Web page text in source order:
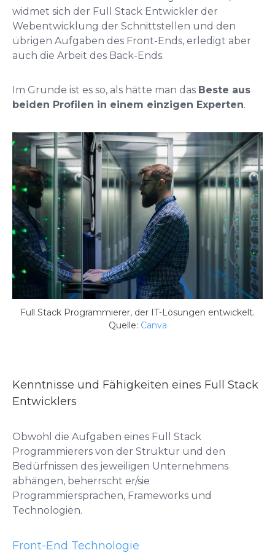
widmet sich der Full Stack Entwickler der
Webentwicklung der Schnittstellen und den
übrigen Aufgaben des Front-Ends, erledigt aber
auch die Arbeit des Back-Ends.
Im Grunde ist es so, als hätte man das Beste aus
beiden Profilen in einem einzigen Experten.
Full Stack Programmierer, der IT-Lösungen entwickelt.
Quelle: Canva
Kenntnisse und Fähigkeiten eines Full Stack
Entwicklers
Obwohl die Aufgaben eines Full Stack
Programmierers von der Struktur und den
Bedürfnissen des jeweiligen Unternehmens
abhängen, beherrscht er/sie
Programmiersprachen, Frameworks und
Technologien.
Front-End Technologie